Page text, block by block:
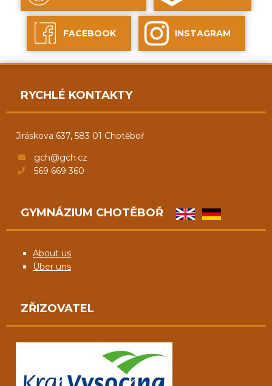
FACEBOOK INSTAGRAM
RYCHLÉ KONTAKTY
Jiráskova 637, 583 01 Chotěboř
gch@gch.cz
569 669 360
GYMNÁZIUM CHOTĚBOŘ
About us
Über uns
ZŘIZOVATEL